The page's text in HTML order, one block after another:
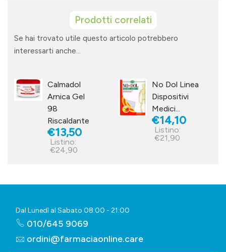
Prodotti correlati
Se hai trovato utile questo articolo potrebbero
interessarti anche...
Calmadol
Arnica Gel
98
Riscaldante
€13,50
Listino:
€24,90
No Dol Linea
Dispositivi
Medici...
€14,10
Listino:
€21,90
Dal Lunedì al Sabato 08:00 - 21:00
010/645 9069
ordini@farmaciaonline.care